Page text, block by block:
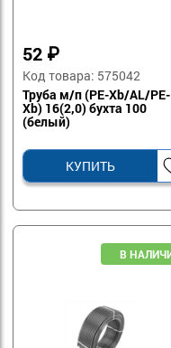
52 ₽
Код товара: 575042
Труба м/п (PE-Xb/AL/PE-
Xb) 16(2,0) бухта 100
(белый)
КУПИТЬ